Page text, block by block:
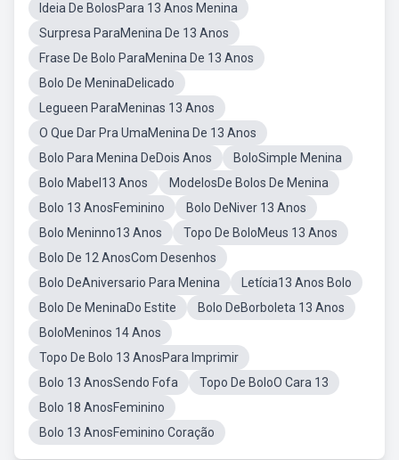
Ideia De BolosPara 13 Anos Menina
Surpresa ParaMenina De 13 Anos
Frase De Bolo ParaMenina De 13 Anos
Bolo De MeninaDelicado
Legueen ParaMeninas 13 Anos
O Que Dar Pra UmaMenina De 13 Anos
Bolo Para Menina DeDois Anos
BoloSimple Menina
Bolo Mabel13 Anos
ModelosDe Bolos De Menina
Bolo 13 AnosFeminino
Bolo DeNiver 13 Anos
Bolo Meninno13 Anos
Topo De BoloMeus 13 Anos
Bolo De 12 AnosCom Desenhos
Bolo DeAniversario Para Menina
Letícia13 Anos Bolo
Bolo De MeninaDo Estite
Bolo DeBorboleta 13 Anos
BoloMeninos 14 Anos
Topo De Bolo 13 AnosPara Imprimir
Bolo 13 AnosSendo Fofa
Topo De BoloO Cara 13
Bolo 18 AnosFeminino
Bolo 13 AnosFeminino Coração